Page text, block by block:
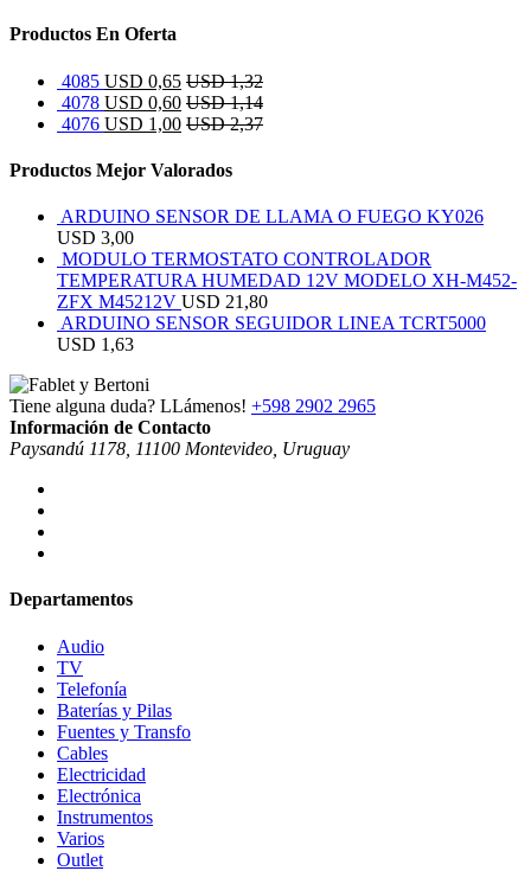
Productos En Oferta
4085 USD 0,65 USD1,32
4078 USD 0,60 USD1,14
4076 USD 1,00 USD2,37
Productos Mejor Valorados
ARDUINO SENSOR DE LLAMA O FUEGO KY026
USD 3,00
MODULO TERMOSTATO CONTROLADOR
TEMPERATURA HUMEDAD 12V MODELO XH-M452-
ZFX M45212V USD 21,80
ARDUINO SENSOR SEGUIDOR LINEA TCRT5000
USD 1,63
Tiene alguna duda? LLámenos! +598 2902 2965
Información de Contacto
Paysandú 1178, 11100 Montevideo, Uruguay
Departamentos
Audio
TV
Telefonía
Baterías y Pilas
Fuentes y Transfo
Cables
Electricidad
Electrónica
Instrumentos
Varios
Outlet